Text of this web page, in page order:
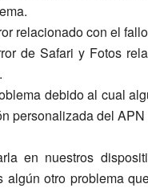
relacionado con el
de Safari y Fotos
debido al cual
personalizada del
en nuestros
algún otro problema